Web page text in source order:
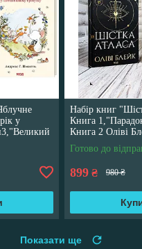
у
Набір книг
Книга
Книга 2 Оліві
Готово до
899 ₴ 980 ₴
Показати ще